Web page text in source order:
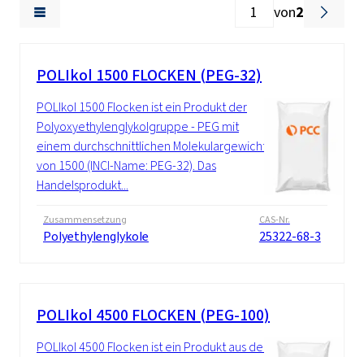
von2
POLIkol 1500 FLOCKEN (PEG-32)
POLIkol 1500 Flocken ist ein Produkt der
Polyoxyethylenglykolgruppe - PEG mit
einem durchschnittlichen Molekulargewicht
von 1500 (INCI-Name: PEG-32). Das
Handelsprodukt...
Zusammensetzung
Polyethylenglykole
CAS-Nr.
25322-68-3
POLIkol 4500 FLOCKEN (PEG-100)
POLIkol 4500 Flocken ist ein Produkt aus der